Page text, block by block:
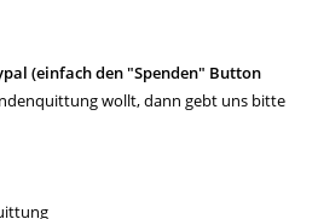
(einfach den "Spenden" Button
wollt, dann gebt uns bitte